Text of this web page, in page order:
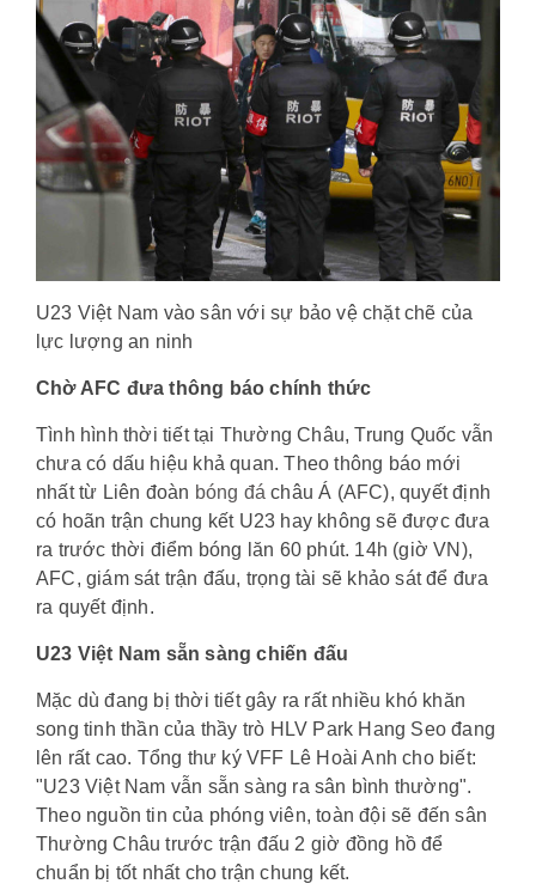
U23 Việt Nam vào sân với sự bảo vệ chặt chẽ của
lực lượng an ninh
Chờ AFC đưa thông báo chính thức
Tình hình thời tiết tại Thường Châu, Trung Quốc vẫn
chưa có dấu hiệu khả quan. Theo thông báo mới
nhất từ Liên đoàn bóng đá châu Á (AFC), quyết định
có hoãn trận chung kết U23 hay không sẽ được đưa
ra trước thời điểm bóng lăn 60 phút. 14h (giờ VN),
AFC, giám sát trận đấu, trọng tài sẽ khảo sát để đưa
ra quyết định.
U23 Việt Nam sẵn sàng chiến đấu
Mặc dù đang bị thời tiết gây ra rất nhiều khó khăn
song tinh thần của thầy trò HLV Park Hang Seo đang
lên rất cao. Tổng thư ký VFF Lê Hoài Anh cho biết:
"U23 Việt Nam vẫn sẵn sàng ra sân bình thường".
Theo nguồn tin của phóng viên, toàn đội sẽ đến sân
Thường Châu trước trận đấu 2 giờ đồng hồ để
chuẩn bị tốt nhất cho trận chung kết.